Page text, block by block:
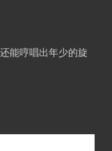
能哼唱出年少的旋